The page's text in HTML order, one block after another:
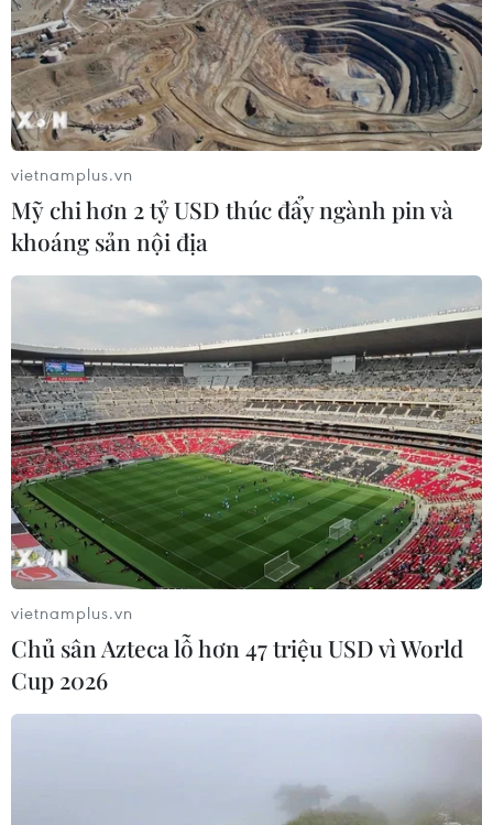
Walt Disney sắp hoàn tất thương vụ thâu
tóm dịch vụ streaming Hulu
02/11/2023 08:23
Việc mua lại cổ phần của Comcast để sở hữu Hulu sẽ
giúp đẩy mạnh các mục tiêu phát trực tuyến của Disney
trong bối cảnh công ty này đang cố gắng tăng số lượng
thuê bao đăng ký sử dụng dịch vụ Disney+.
vietnamplus.vn
Mỹ chi hơn 2 tỷ USD thúc đẩy ngành pin và
khoáng sản nội địa
vietnamplus.vn
Chủ sân Azteca lỗ hơn 47 triệu USD vì World
Cup 2026